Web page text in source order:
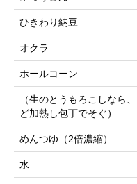
ひきわり納豆
オクラ
ホールコーン
（生のとうもろこしなら
ど加熱し包丁でそぐ）
めんつゆ（2倍濃縮）
水